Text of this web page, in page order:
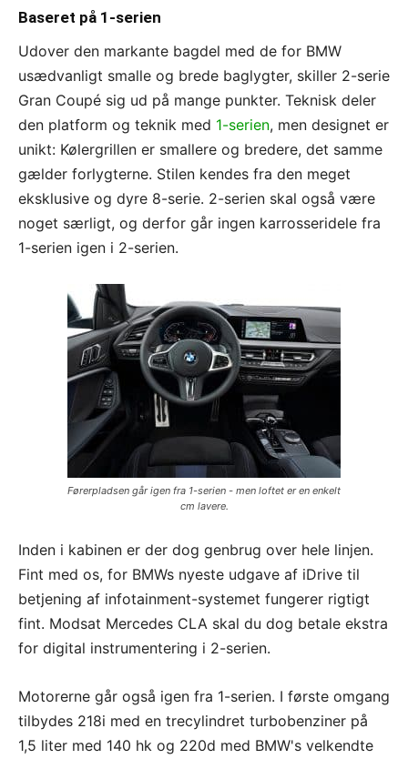
Baseret på 1-serien
Udover den markante bagdel med de for BMW
usædvanligt smalle og brede baglygter, skiller 2-serie
Gran Coupé sig ud på mange punkter. Teknisk deler
den platform og teknik med 1-serien, men designet er
unikt: Kølergrillen er smallere og bredere, det samme
gælder forlygterne. Stilen kendes fra den meget
eksklusive og dyre 8-serie. 2-serien skal også være
noget særligt, og derfor går ingen karrosseridele fra
1-serien igen i 2-serien.
Førerpladsen går igen fra 1-serien - men loftet er en enkelt
cm lavere.
Inden i kabinen er der dog genbrug over hele linjen.
Fint med os, for BMWs nyeste udgave af iDrive til
betjening af infotainment-systemet fungerer rigtigt
fint. Modsat Mercedes CLA skal du dog betale ekstra
for digital instrumentering i 2-serien.
Motorerne går også igen fra 1-serien. I første omgang
tilbydes 218i med en trecylindret turbobenziner på
1,5 liter med 140 hk og 220d med BMW's velkendte